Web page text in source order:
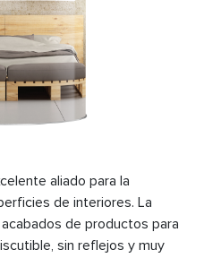
aliado para la
de interiores. La
de productos para
sin reflejos y muy